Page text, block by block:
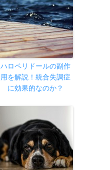
ハロペリドールの副作
用を解説！統合失調症
に効果的なのか？